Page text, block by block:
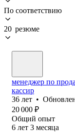
По соответствию
20 резюме
менеджер по
кассир
36 лет •
20 000 ₽
Общий опыт
6 лет 3 месяца